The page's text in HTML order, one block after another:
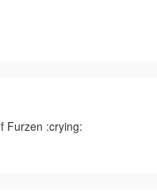
Furzen :crying: